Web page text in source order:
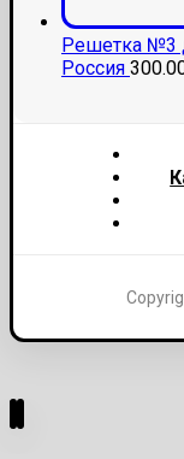
Решетка №3
Россия